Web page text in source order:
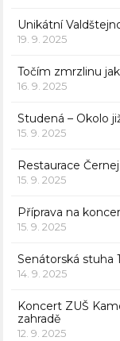
Unikátní
19. 9. 2025
Točím zmrzlinu
16. 9. 2025
Studená – Okolo
15. 9. 2025
Restaurace
15. 9. 2025
Příprava na
15. 9. 2025
Senátorská stuha
14. 9. 2025
Koncert ZUŠ
zahradě
12. 9. 2025